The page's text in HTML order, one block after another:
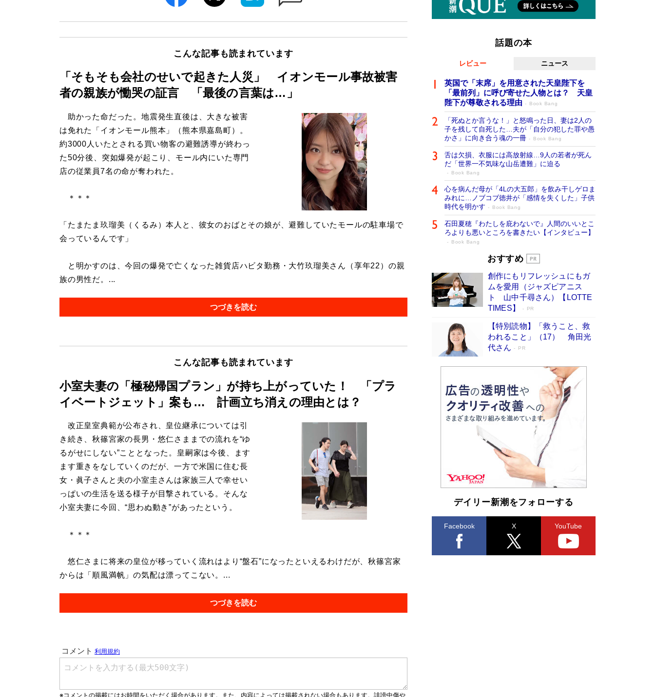
こんな記事も読まれています
「そもそも会社のせいで起きた人災」 イオンモール事故被害
者の親族が慟哭の証言 「最後の言葉は…」
助かった命だった。地震発生直後は、大きな被害
は免れた「イオンモール熊本」（熊本県嘉島町）。
約3000人いたとされる買い物客の避難誘導が終わっ
た50分後、突如爆発が起こり、モール内にいた専門
店の従業員7名の命が奪われた。
＊＊＊
「たまたま玖瑠美（くるみ）本人と、彼女のおばとその娘が、避難していたモールの駐車場で
会っているんです」
と明かすのは、今回の爆発で亡くなった雑貨店ハビタ勤務・大竹玖瑠美さん（享年22）の親
族の男性だ。...
つづきを読む
こんな記事も読まれています
小室夫妻の「極秘帰国プラン」が持ち上がっていた！ 「プラ
イベートジェット」案も… 計画立ち消えの理由とは？
改正皇室典範が公布され、皇位継承については引
き続き、秋篠宮家の長男・悠仁さままでの流れを“ゆ
るがせにしない”こととなった。皇嗣家は今後、ます
ます重きをなしていくのだが、一方で米国に住む長
女・眞子さんと夫の小室圭さんは家族三人で幸せい
っぱいの生活を送る様子が目撃されている。そんな
小室夫妻に今回、“思わぬ動き”があったという。
＊＊＊
悠仁さまに将来の皇位が移っていく流れはより“盤石”になったといえるわけだが、秋篠宮家
からは「順風満帆」の気配は漂ってこない。...
つづきを読む
話題の本
レビュー ニュース
英国で「末席」を用意された天皇陛下を
「最前列」に呼び寄せた人物とは？ 天皇
陛下が尊敬される理由
Book Bang
「死ぬとか言うな！」と怒鳴った日、妻は2人の
子を残して自死した…夫が「自分の犯した罪や愚
かさ」に向き合う魂の一冊
Book Bang
舌は欠損、衣服には高放射線…9人の若者が死ん
だ「世界一不気味な山岳遭難」に迫る
Book Bang
心を病んだ母が「4Lの大五郎」を飲み干しゲロま
みれに…ノブコブ徳井が「感情を失くした」子供
時代を明かす
Book Bang
石田夏穂『わたしを庇わないで』人間のいいとこ
ろよりも悪いところを書きたい【インタビュー】
Book Bang
73歳でも働くしかない 「老後レス時代」
「『火垂るの墓』は、大嘘である」原作者が抱き
続けた“自責の念”とは…「自己憐憫は描きたくな
い」監督が徹底的にこだわったこと（後編） #
Book Bang
「なんで？ そんな馬鹿な……」90歳になった作
家・阿刀田高さんが、ひとり暮らしの生活を明か
す
Book Bang
人々が新たな一歩を踏み出す連作短篇集『海のほ
Book Bang
和田秀樹の70代、80代向け新書がベスト3を独
占 上半期1位にも選出［新書ベストセラー］
Book Bang
おすすめ
創作にもリフレッシュにもガ
ムを愛用（ジャズピアニス
ト 山中千尋さん）【LOTTE
TIMES】
PR
【特別読物】「救うこと、救
われること」（17） 角田光
代さん
PR
デイリー新潮をフォローする
Facebook X YouTube